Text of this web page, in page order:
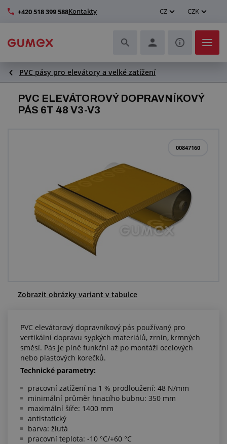
+420 518 399 588Kontakty CZ CZK
Hadice a jejich kompletace
Profily a výroba těsnění
Zlepšení pracovního prostředí
Další pryžové a plastové výrobky
Centrum poptávek
PVC pásy pro elevátory a velké zatížení
PVC ELEVÁTOROVÝ DOPRAVNÍKOVÝ
PÁS 6T 48 V3-V3
00847160
Zobrazit obrázky variant v tabulce
PVC elevátorový dopravníkový pás používaný pro
vertikální dopravu sypkých materiálů, zrnin, krmných
směsí. Pás je plně funkční až po montáži ocelových
nebo plastových korečků.
Technické parametry:
pracovní zatížení na 1 % prodloužení: 48 N/mm
minimální průměr hnacího bubnu: 350 mm
maximální šíře: 1400 mm
antistatický
barva: žlutá
pracovní teplota: -10 °C/+60 °C